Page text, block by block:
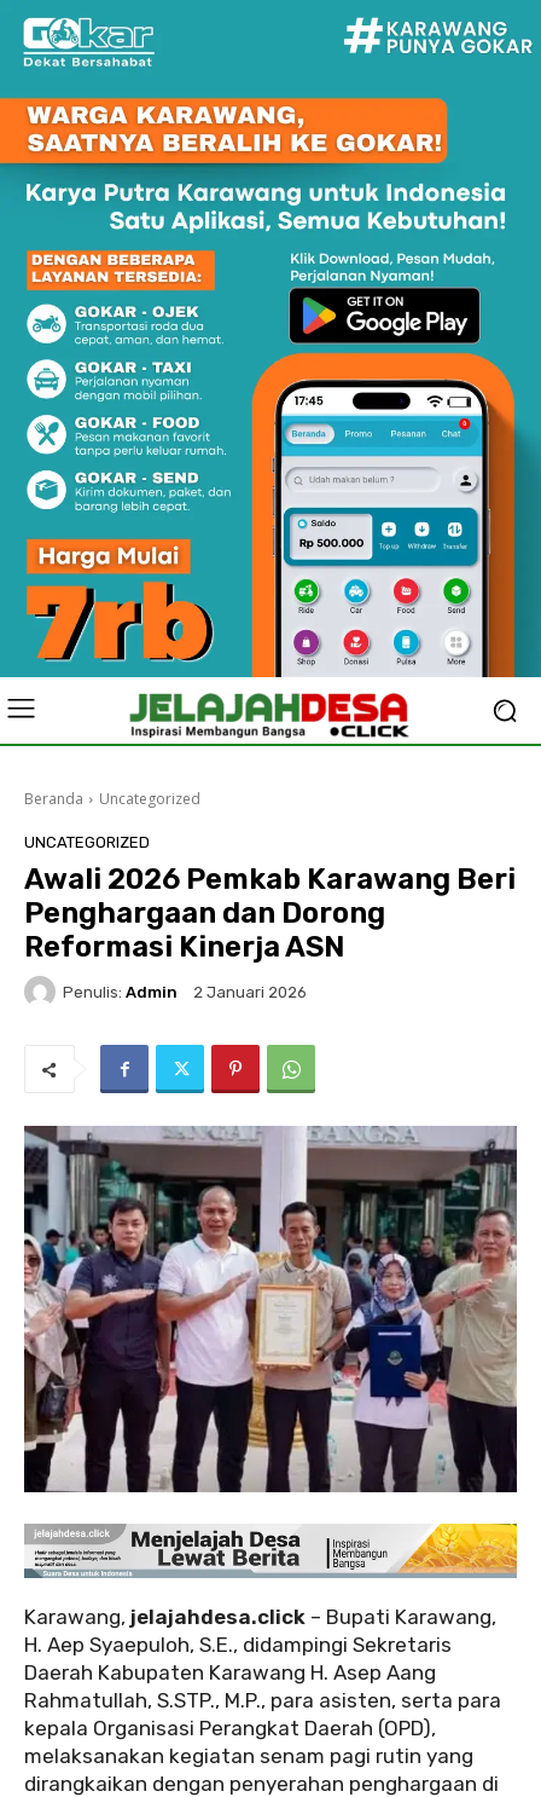
Beranda Uncategorized
UNCATEGORIZED
Awali 2026 Pemkab Karawang Beri
Penghargaan dan Dorong
Reformasi Kinerja ASN
Penulis: Admin 2 Januari 2026
Karawang, jelajahdesa.click – Bupati Karawang,
H. Aep Syaepuloh, S.E., didampingi Sekretaris
Daerah Kabupaten Karawang H. Asep Aang
Rahmatullah, S.STP., M.P., para asisten, serta para
kepala Organisasi Perangkat Daerah (OPD),
melaksanakan kegiatan senam pagi rutin yang
dirangkaikan dengan penyerahan penghargaan di